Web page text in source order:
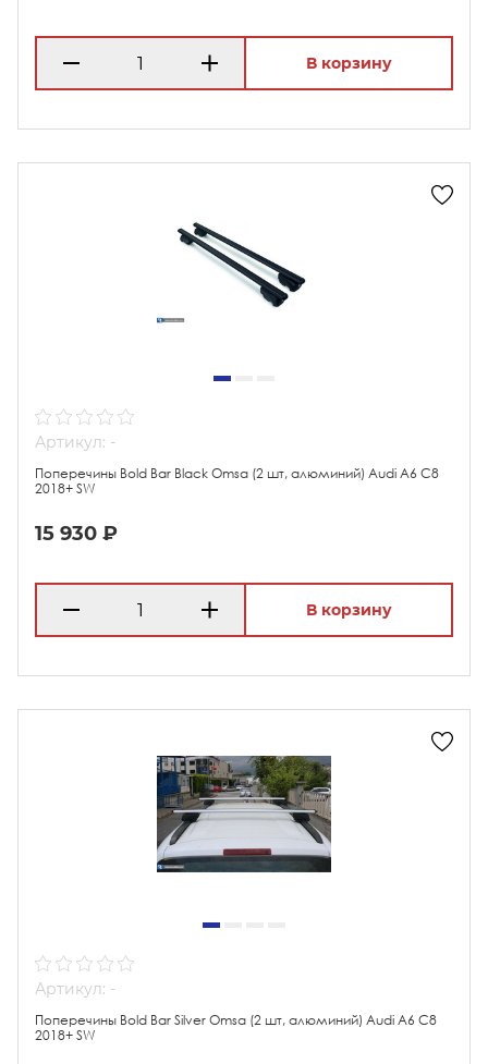
В корзину
Артикул: -
Поперечины Bold Bar Black Omsa (2 шт, алюминий) Audi A6 C8
2018+ SW
15 930 ₽
В корзину
Артикул: -
Поперечины Bold Bar Silver Omsa (2 шт, алюминий) Audi A6 C8
2018+ SW